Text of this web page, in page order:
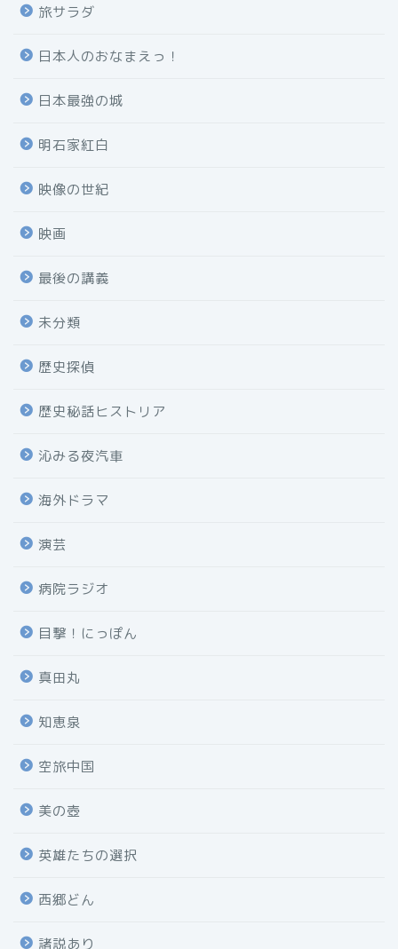
旅サラダ
日本人のおなまえっ！
日本最強の城
明石家紅白
映像の世紀
映画
最後の講義
未分類
歴史探偵
歴史秘話ヒストリア
沁みる夜汽車
海外ドラマ
演芸
病院ラジオ
目撃！にっぽん
真田丸
知恵泉
空旅中国
美の壺
英雄たちの選択
西郷どん
諸説あり